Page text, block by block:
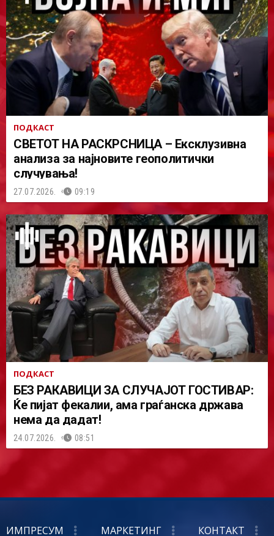
ПОДКАСТ
СВЕТОТ НА РАСКРСНИЦА – Ексклузивна
анализа за најновите геополитички
случувања!
27.07.2026. 09:19
ПОДКАСТ
БЕЗ РАКАВИЦИ ЗА СЛУЧАЈОТ ГОСТИВАР:
Ќе пијат фекалии, ама граѓанска држава
нема да дадат!
24.07.2026. 08:51
ИМПРЕСУМ МАРКЕТИНГ КОНТАКТ